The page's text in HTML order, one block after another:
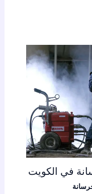
في الكويت